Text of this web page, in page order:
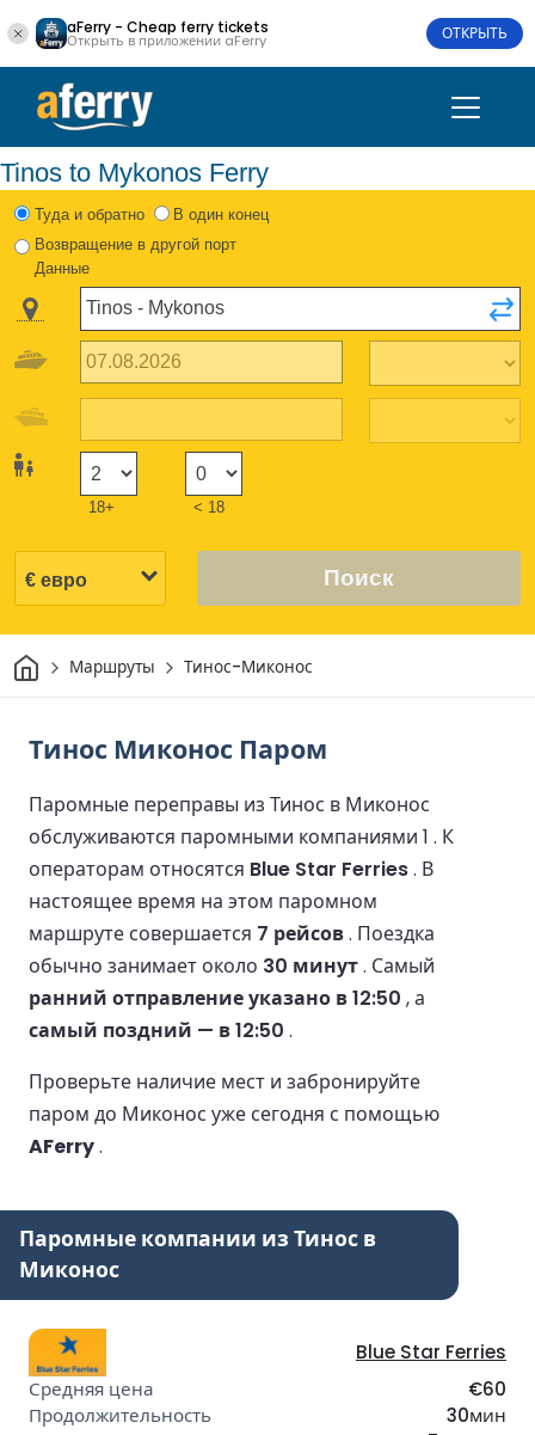
aFerry - Cheap ferry tickets
Открыть в приложении aFerry ОТКРЫТЬ
Tinos to Mykonos Ferry
Туда и обратно
В один конец
Возвращение в другой порт
Данные
18+ < 18
Поиск
ДомМаршруты Тинос-Миконос
Тинос Миконос Паром
Паромные переправы из Тинос в Миконос
обслуживаются паромными компаниями 1 . К
операторам относятся Blue Star Ferries. В
настоящее время на этом паромном
маршруте совершается 7 рейсов. Поездка
обычно занимает около 30 минут. Самый
ранний отправление указано в 12:50 , а
самый поздний — в 12:50 .
Проверьте наличие мест и забронируйте
паром до Миконос уже сегодня с помощью
AFerry.
Паромные компании из Тинос в
Миконос
Blue Star Ferries
€60
30мин